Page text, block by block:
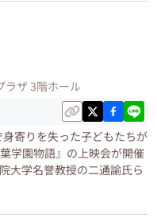
ラザ 3階ホール
寄りを失った子どもたちが
学園物語』の上映会が開催
大学名誉教授の二通諭氏ら